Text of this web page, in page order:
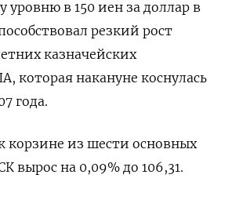
в 150 иен за доллар в
резкий рост
казначейских
которая накануне коснулась
года.
корзине из шести основных
вырос на 0,09% до 106,31​.